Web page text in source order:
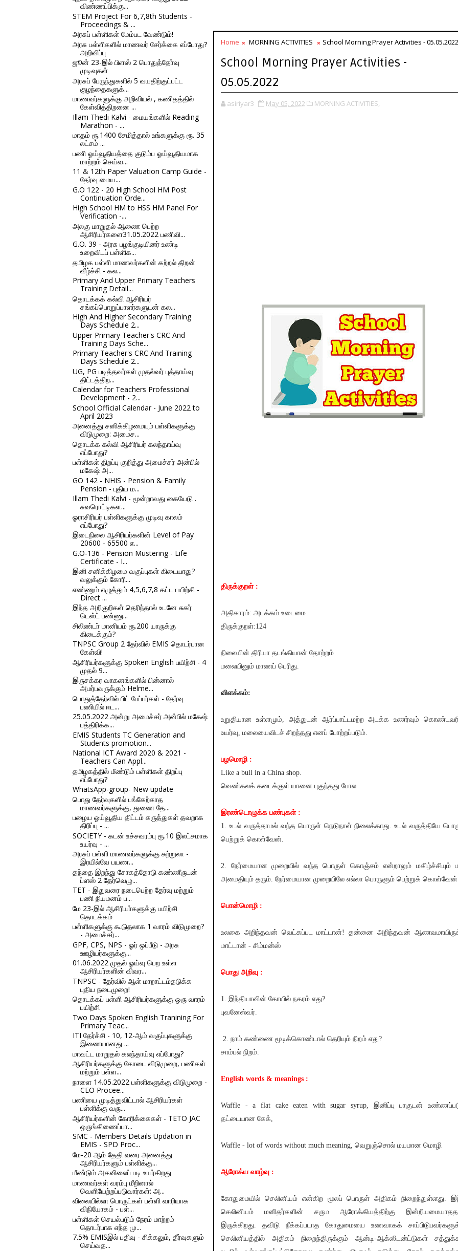
விண்ணப்பிக்கு...
STEM Project For 6,7,8th Students -
Proceedings & ...
அரசுப் பள்ளிகள் மேம்பட வேண்டும்!
அரசு பள்ளிகளில் மாணவர் சேர்க்கை எப்போது?
அறிவிப்பு
ஜூன் 23-இல் பிளஸ் 2 பொதுத்தோ்வு
முடிவுகள்
அரசுப் பேருந்துகளில் 5 வயதிற்குட்பட்ட
குழந்தைகளுக்...
மாணவர்களுக்கு அறிவியல் , கணிதத்தில்
கேள்வித்திறனை ...
Illam Thedi Kalvi - மையங்களில் Reading
Marathon - ...
மாதம் ரூ.1400 சேமித்தால் உங்களுக்கு ரூ. 35
லட்சம் ...
பணி ஓய்வூதியத்தை குடும்ப ஓய்வூதியமாக
மாற்றம் செய்வ...
11 & 12th Paper Valuation Camp Guide -
தேர்வு மைய...
G.O 122 - 20 High School HM Post
Continuation Orde...
High School HM to HSS HM Panel For
Verification -...
அலகு மாறுதல் ஆணை பெற்ற
ஆசிரியர்களை31.05.2022 பணிவி...
G.O. 39 - அரசு பழங்குடியினர் உண்டி
உறைவிடப் பள்ளிக...
தமிழக பள்ளி மாணவர்களின் கற்றல் திறன்
வீழ்ச்சி - கல...
Primary And Upper Primary Teachers
Training Detail...
தொடக்கக் கல்வி ஆசிரியர்
சங்கப்பொறுப்பாளர்களுடன் கல...
High And Higher Secondary Training
Days Schedule 2...
Upper Primary Teacher's CRC And
Training Days Sche...
Primary Teacher's CRC And Training
Days Schedule 2...
UG, PG படித்தவர்கள் முதல்வர் புத்தாய்வு
திட்டத்திற...
Calendar for Teachers Professional
Development - 2...
School Official Calendar - June 2022 to
April 2023
அனைத்து சனிக்கிழமையும் பள்ளிகளுக்கு
விடுமுறை: அமைச...
தொடக்க கல்வி ஆசிரியர் கலந்தாய்வு
எப்போது?
பள்ளிகள் திறப்பு குறித்து அமைச்சர் அன்பில்
மகேஷ் அ...
GO 142 - NHIS - Pension & Family
Pension - புதிய ம...
Illam Thedi Kalvi - மூன்றாவது கையேடு .
சுவரொட்டிகள...
ஓராசிரியர் பள்ளிகளுக்கு முடிவு காலம்
எப்போது?
இடைநிலை ஆசிரியர்களின் Level of Pay
20600 - 65500 எ...
G.O-136 - Pension Mustering - Life
Certificate - I...
இனி சனிக்கிழமை வகுப்புகள் கிடையாது?
வலுக்கும் கோரி...
எண்ணும் எழுத்தும் 4,5,6,7,8 கட்ட பயிற்சி -
Direct ...
இந்த அறிகுறிகள் தெரிந்தால் உடனே சுகர்
டெஸ்ட் பண்ணு...
சிலிண்டா் மானியம் ரூ.200 யாருக்கு
கிடைக்கும்?
TNPSC Group 2 தேர்வில் EMIS தொடர்பான
கேள்வி!
ஆசிரியர்களுக்கு Spoken English பயிற்சி - 4
முதல் 9...
இருசக்கர வாகனங்களில் பின்னால்
அமர்பவருக்கும் Helme...
பொதுத்தேர்வில் பிட் பேப்பர்கள் - தேர்வு
பணியில் ஈட...
25.05.2022 அன்று அமைச்சர் அன்பில் மகேஷ்
பத்திரிக்க...
EMIS Students TC Generation and
Students promotion...
National ICT Award 2020 & 2021 -
Teachers Can Appl...
தமிழகத்தில் மீண்டும் பள்ளிகள் திறப்பு
எப்போது?
WhatsApp-group- New update
பொது தேர்வுகளில் பங்கேற்காத
மாணவர்களுக்கு, துணை தே...
பழைய ஓய்வூதிய திட்டம் கருத்துகள் தவறாக
திரிப்பு - ...
SOCIETY - கடன் உச்சவரம்பு ரூ.10 இலட்சமாக
உயர்வு - ...
அரசுப் பள்ளி மாணவர்களுக்கு சுற்றுலா -
இரயில்வே பயண...
தந்தை இறந்து சோகத்தோடு கண்ணீருடன்
ப்ளஸ் 2 தேர்வெழு...
TET - இதுவரை நடைபெற்ற தேர்வு மற்றும்
பணி நியமனம் ப...
மே 23-இல் ஆசிரியா்களுக்கு பயிற்சி
தொடக்கம்
பள்ளிகளுக்கு கூடுதலாக 1 வாரம் விடுமுறை?
- அமைச்சர்...
GPF, CPS, NPS - ஓர் ஒப்பீடு - அரசு
ஊழியர்களுக்கு...
01.06.2022 முதல் ஓய்வு பெற உள்ள
ஆசிரியர்களின் விவர...
TNPSC - தேர்வில் ஆள் மாறாட்டம்தடுக்க
புதிய நடைமுறை!
தொடக்கப் பள்ளி ஆசிரியர்களுக்கு ஒரு வாரம்
பயிற்சி
Two Days Spoken English Tranining For
Primary Teac...
ITI தேர்ச்சி - 10, 12-ஆம் வகுப்புகளுக்கு
இணையானது ...
மாவட்ட மாறுதல் கலந்தாய்வு எப்போது?
ஆசிரியர்களுக்கு கோடை விடுமுறை, பணிகள்
மற்றும் பள்ள...
நாளை 14.05.2022 பள்ளிகளுக்கு விடுமுறை -
CEO Procee...
பணியை முடித்துவிட்டால் ஆசிரியர்கள்
பள்ளிக்கு வரு...
ஆசிரியர்களின் கோரிக்கைகள் - TETO JAC
ஒருங்கிணைப்பா...
SMC - Members Details Updation in
EMIS - SPD Proc...
மே-20 ஆம் தேதி வரை அனைத்து
ஆசிரியர்களும் பள்ளிக்கு...
மீண்டும் அகவிலைப் படி உயர்கிறது
மாணவர்கள் வரம்பு மீறினால்
வெளியேற்றப்படுவார்கள்: அ...
விலையில்லா பொருட்கள் பள்ளி வாரியாக
விநியோகம் - பள்...
பள்ளிகள் செயல்படும் நேரம் மாற்றம்
தொடர்பாக எந்த மு...
7.5% EMISஇல் பதிவு - சிக்கலும், தீர்வுகளும்
செய்வத...
Home MORNING ACTIVITIES School Morning Prayer Activities - 05.05.2022
School Morning Prayer Activities -
05.05.2022
asiriyar3 May 05, 2022 MORNING ACTIVITIES,
திருக்குறள் :
அதிகாரம்: அடக்கம் உடைமை
திருக்குறள்:124
நிலையின் திரியா தடங்கியான் தோற்றம்
மலையினும் மாணப் பெரிது.
விளக்கம்:
உறுதியான உள்ளமும், அத்துடன் ஆர்ப்பாட்டமற்ற அடக்க உணர்வும்
உயர்வு, மலையைவிடச் சிறந்தது எனப் போற்றப்படும்.
பழமொழி :
Like a bull in a China shop.
வெண்கலக் கடைக்குள் யானை புகுந்தது போல
இரண்டொழுக்க பண்புகள் :
1. உடல் வருத்தாமல் வந்த பொருள் நெடுநாள் நிலைக்காது. உடல் வருத்தியே
பெற்றுக் கொள்வேன்.
2. நேர்மையான முறையில் வந்த பொருள் கொஞ்சம் என்றாலும் மகிழ்ச்சியும்
அமைதியும் தரும். நேர்மையான முறையிலே எல்லா பொருளும் பெற்றுக்
பொன்மொழி :
உலகை அறிந்தவன் வெட்கப்பட மாட்டான்! தன்னை அறிந்தவன்
மாட்டான் - சிம்மன்ஸ்
பொது அறிவு :
1. இந்தியாவின் கோயில் நகரம் எது?
புவனேஸ்வர்.
2. நாம் கண்ணை மூடிக்கொண்டால் தெரியும் நிறம் எது?
சாம்பல் நிறம்.
English words & meanings :
Waffle - a flat cake eaten with sugar syrup, இனிப்பு பாகுடன்
தட்டையான கேக்,
Waffle - lot of words without much meaning, வெறுஞ்சொல் மயமான மொழி
ஆரோக்ய வாழ்வு :
கோதுமையில் செலினியம் என்கிற மூலப் பொருள் அதிகம் நிறைந்துள்ளது.
செலினியம் மனிதர்களின் சரும ஆரோக்கியத்திற்கு
இருக்கிறது. தவிடு நீக்கப்படாத கோதுமையை உணவாகக்
செலினியத்தில் அதிகம் நிறைந்திருக்கும் ஆன்டி-ஆக்ஸிடன்ட்டுகள்